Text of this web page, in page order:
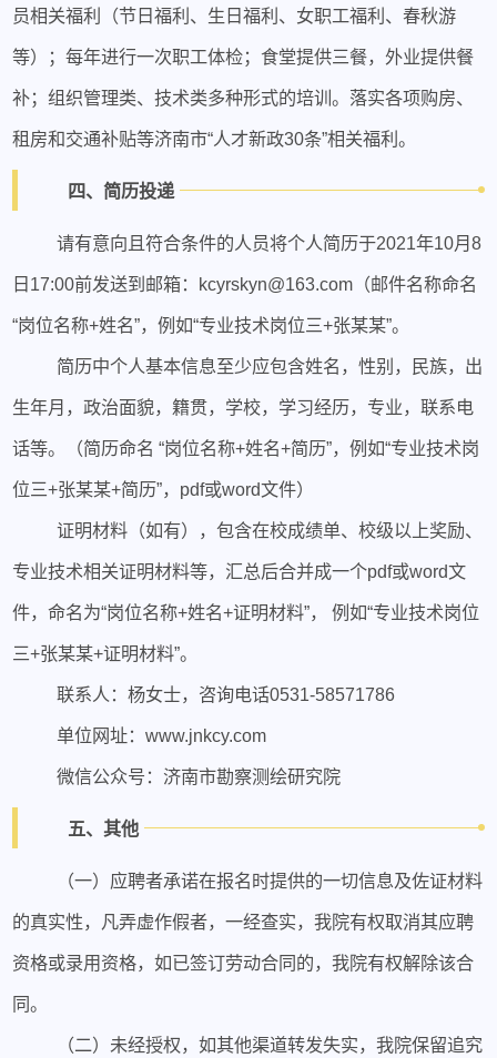
员相关福利（节日福利、生日福利、女职工福利、春秋游
等）；每年进行一次职工体检；食堂提供三餐，外业提供餐
补；组织管理类、技术类多种形式的培训。落实各项购房、
租房和交通补贴等济南市“人才新政30条”相关福利。
四、简历投递
请有意向且符合条件的人员将个人简历于2021年10月8
日17:00前发送到邮箱：kcyrskyn@163.com（邮件名称命名
“岗位名称+姓名”，例如“专业技术岗位三+张某某”。
简历中个人基本信息至少应包含姓名，性别，民族，出
生年月，政治面貌，籍贯，学校，学习经历，专业，联系电
话等。（简历命名 “岗位名称+姓名+简历”，例如“专业技术岗
位三+张某某+简历”，pdf或word文件）
证明材料（如有），包含在校成绩单、校级以上奖励、
专业技术相关证明材料等，汇总后合并成一个pdf或word文
件，命名为“岗位名称+姓名+证明材料”， 例如“专业技术岗位
三+张某某+证明材料”。
联系人：杨女士，咨询电话0531-58571786
单位网址：www.jnkcy.com
微信公众号：济南市勘察测绘研究院
五、其他
（一）应聘者承诺在报名时提供的一切信息及佐证材料
的真实性，凡弄虚作假者，一经查实，我院有权取消其应聘
资格或录用资格，如已签订劳动合同的，我院有权解除该合
同。
（二）未经授权，如其他渠道转发失实，我院保留追究